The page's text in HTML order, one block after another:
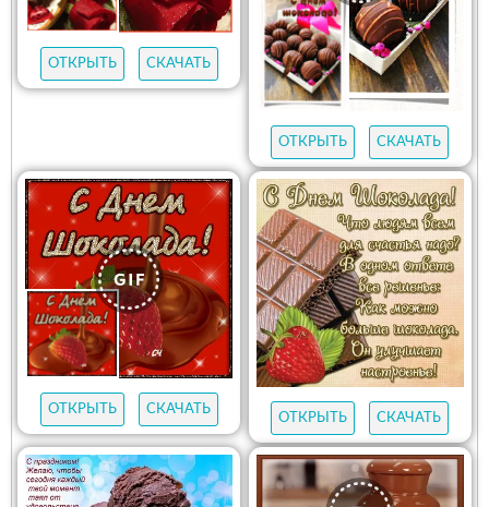
ОТКРЫТЬ СКАЧАТЬ
ОТКРЫТЬ СКАЧАТЬ
ОТКРЫТЬ СКАЧАТЬ
ОТКРЫТЬ СКАЧАТЬ